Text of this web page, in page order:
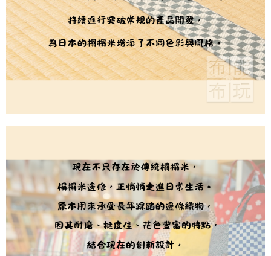
５．嚴禁一人註冊多個帳號或使用他人資訊註冊。若發現惡意使用之情形，
恩沛科技股份有限公司將有權停止該用戶之使用額度並採取法律行動。